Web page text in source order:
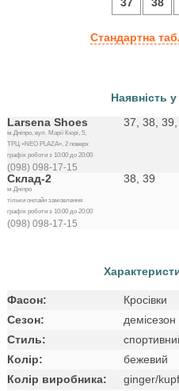
Стандартна
Наявність
Larsena Shoes
м.Дніпро, вул. Марії Кюрі, 5,
ТРЦ «NEO PLAZA», 2 поверх
графік роботи з 10:00 до 20:00
(098) 098-17-15
37, 38,
Склад-2
м.Дніпро
тільки онлайн замовлення
графік роботи з 10:00 до 20:00
(098) 098-17-15
38, 39
Фасон:
Кросівки
Сезон:
демісезон
Стиль:
Колір:
бежевий
Колір виробника:
ginger/